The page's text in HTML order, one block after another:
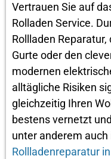
Vertrauen Sie auf
Rolladen Service.
Rollladen
Gurte oder den
modernen
alltägliche Risiken
gleichzeitig Ihren
bestens vernetzt
unter anderem
Rollladenreparatur